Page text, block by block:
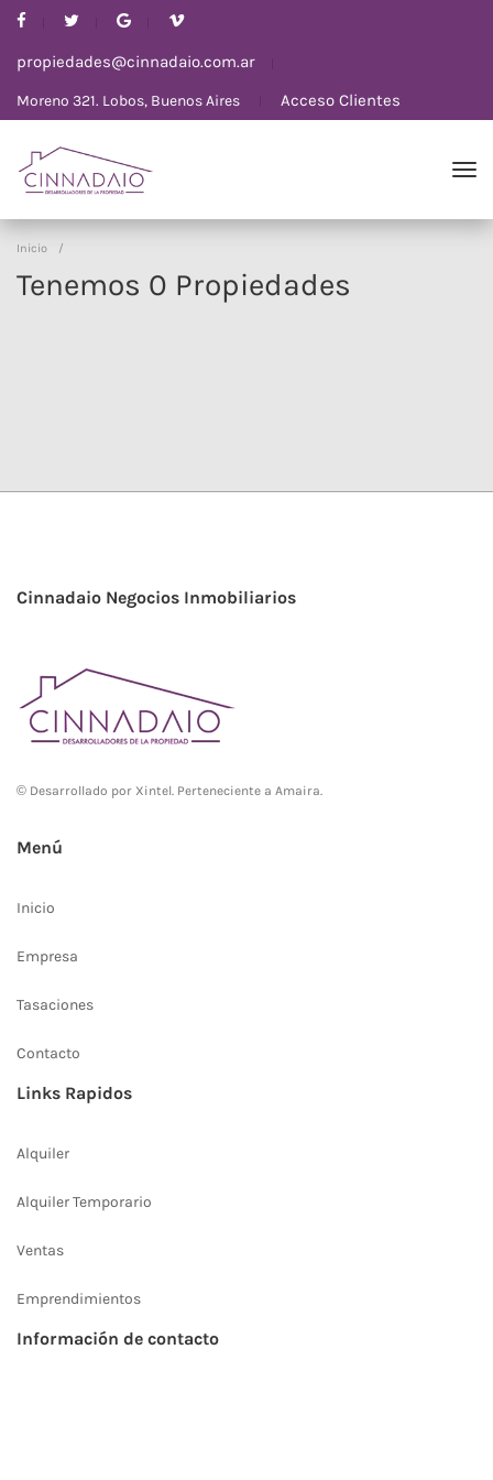
propiedades@cinnadaio.com.ar
Moreno 321. Lobos, Buenos Aires Acceso Clientes
Inicio /
Tenemos 0 Propiedades
Cinnadaio Negocios Inmobiliarios
© Desarrollado por Xintel . Perteneciente a Amaira.
Menú
Inicio
Empresa
Tasaciones
Contacto
Links Rapidos
Alquiler
Alquiler Temporario
Ventas
Emprendimientos
Información de contacto